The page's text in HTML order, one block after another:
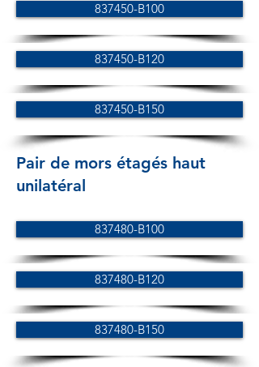
837450-B100
837450-B120
837450-B150
Pair de mors étagés haut
unilatéral
837480-B100
837480-B120
837480-B150